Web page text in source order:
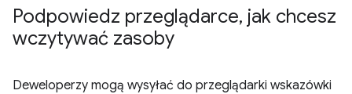
Podpowiedz przeglądarce, jak chcesz
wczytywać zasoby
Deweloperzy mogą wysyłać do przeglądarki wskazówki